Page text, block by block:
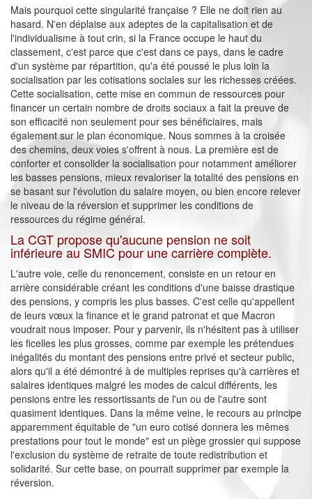
Mais pourquoi cette singularité française ? Elle ne doit rien au
hasard. N'en déplaise aux adeptes de la capitalisation et de
l'individualisme à tout crin, si la France occupe le haut du
classement, c'est parce que c'est dans ce pays, dans le cadre
d'un système par répartition, qu'a été poussé le plus loin la
socialisation par les cotisations sociales sur les richesses créées.
Cette socialisation, cette mise en commun de ressources pour
financer un certain nombre de droits sociaux a fait la preuve de
son efficacité non seulement pour ses bénéficiaires, mais
également sur le plan économique. Nous sommes à la croisée
des chemins, deux voies s'offrent à nous. La première est de
conforter et consolider la socialisation pour notamment améliorer
les basses pensions, mieux revaloriser la totalité des pensions en
se basant sur l'évolution du salaire moyen, ou bien encore relever
le niveau de la réversion et supprimer les conditions de
ressources du régime général.
La CGT propose qu'aucune pension ne soit
inférieure au SMIC pour une carrière complète.
L'autre voie, celle du renoncement, consiste en un retour en
arrière considérable créant les conditions d'une baisse drastique
des pensions, y compris les plus basses. C'est celle qu'appellent
de leurs vœux la finance et le grand patronat et que Macron
voudrait nous imposer. Pour y parvenir, ils n'hésitent pas à utiliser
les ficelles les plus grosses, comme par exemple les prétendues
inégalités du montant des pensions entre privé et secteur public,
alors qu'il a été démontré à de multiples reprises qu'à carrières et
salaires identiques malgré les modes de calcul différents, les
pensions entre les ressortissants de l'un ou de l'autre sont
quasiment identiques. Dans la même veine, le recours au principe
apparemment équitable de "un euro cotisé donnera les mêmes
prestations pour tout le monde" est un piège grossier qui suppose
l'exclusion du système de retraite de toute redistribution et
solidarité. Sur cette base, on pourrait supprimer par exemple la
réversion.